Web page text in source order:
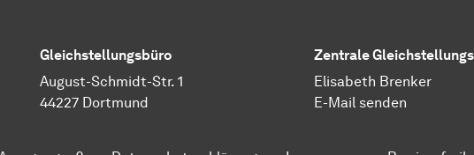
Gleichstellungsbüro
August-Schmidt-Str. 1
44227 Dortmund
Zentrale
Elisabeth Brenker
E-Mail senden